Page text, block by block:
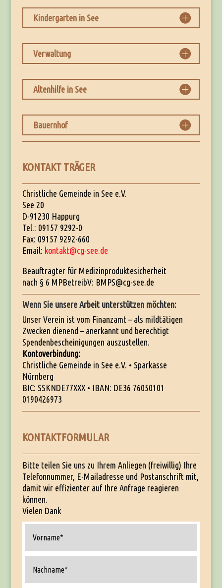
Kindergarten in See
Verwaltung
Altenhilfe in See
Bauernhof
KONTAKT TRÄGER
Christliche Gemeinde in See e.V.
See 20
D-91230 Happurg
Tel.: 09157 9292-0
Fax: 09157 9292-660
Email: kontakt@cg-see.de
Beauftragter für Medizinproduktesicherheit
nach § 6 MPBetreibV: BMPS@cg-see.de
Wenn Sie unsere Arbeit unterstützen möchten:
Unser Verein ist vom Finanzamt – als mildtätigen
Zwecken dienend – anerkannt und berechtigt
Spendenbescheinigungen auszustellen.
Kontoverbindung:
Christliche Gemeinde in See e.V. • Sparkasse
Nürnberg
BIC: SSKNDE77XXX • IBAN: DE36 76050101
0190426973
KONTAKTFORMULAR
Bitte teilen Sie uns zu Ihrem Anliegen (freiwillig) Ihre
Telefonnummer, E-Mailadresse und Postanschrift mit,
damit wir effizienter auf Ihre Anfrage reagieren
können.
Vielen Dank